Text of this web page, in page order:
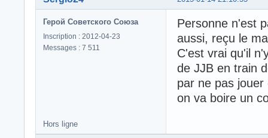
Герой Советского Союза
Inscription : 2012-04-23
Messages : 7 511
Personne n'est
aussi, reçu le
C'est vrai qu'il
de JJB en train
par ne pas
on va boire un
Hors ligne